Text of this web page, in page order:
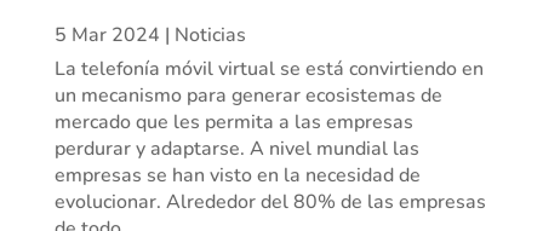
5 Mar 2024 | Noticias
La telefonía móvil virtual se está convirtiendo en
un mecanismo para generar ecosistemas de
mercado que les permita a las empresas
perdurar y adaptarse. A nivel mundial las
empresas se han visto en la necesidad de
evolucionar. Alrededor del 80% de las empresas